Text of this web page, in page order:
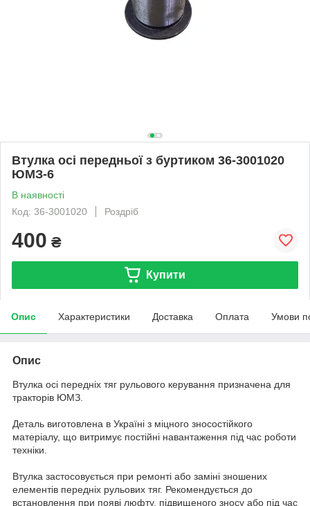
Втулка осі передньої з буртиком 36-3001020
ЮМЗ-6
В наявності
Код: 36-3001020
Роздріб
400 ₴
Купити
Опис Характеристики Доставка Оплата Умови
Опис
Втулка осі передніх тяг рульового керування призначена для
тракторів ЮМЗ.
Деталь виготовлена в Україні з міцного зносостійкого
матеріалу, що витримує постійні навантаження під час роботи
техніки.
Втулка застосовується при ремонті або заміні зношених
елементів передніх рульових тяг. Рекомендується до
встановлення при появі люфту, підвищеного зносу або під час